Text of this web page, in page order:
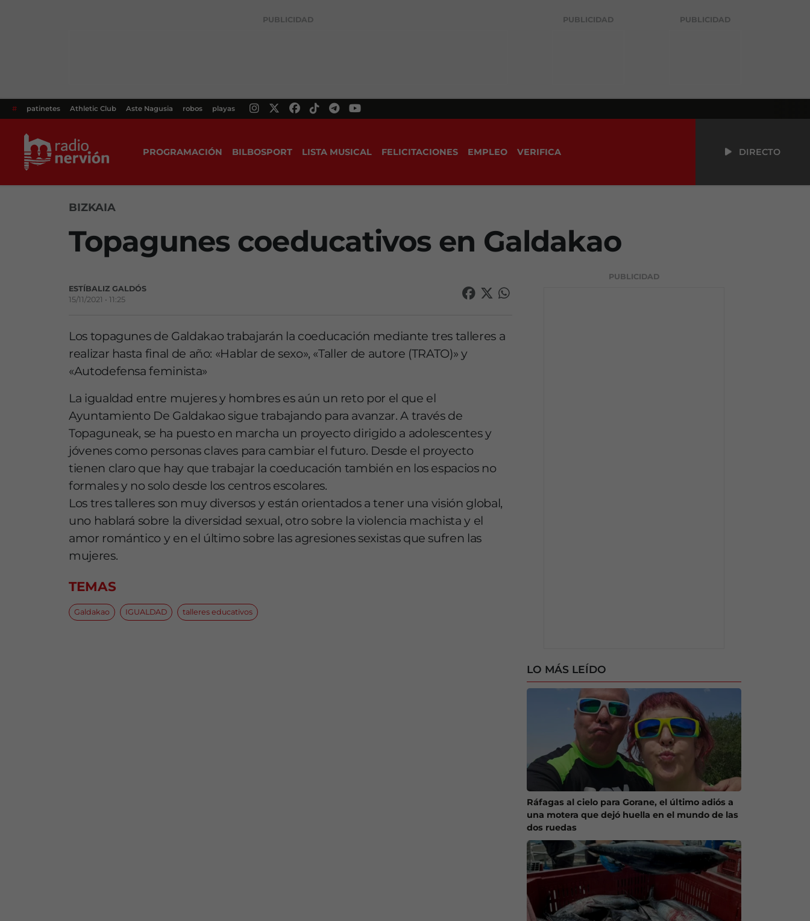
PUBLICIDAD PUBLICIDAD PUBLICIDAD
# patinetes Athletic Club Aste Nagusia robos playas
PROGRAMACIÓN BILBOSPORT LISTA MUSICAL FELICITACIONES EMPLEO VERIFICA DIRECTO
BIZKAIA
Topagunes coeducativos en Galdakao
ESTÍBALIZ GALDÓS
15/11/2021 • 11:25
Los topagunes de Galdakao trabajarán la coeducación mediante tres talleres a
realizar hasta final de año: «Hablar de sexo», «Taller de autore (TRATO)» y
«Autodefensa feminista»
La igualdad entre mujeres y hombres es aún un reto por el que el
Ayuntamiento De Galdakao sigue trabajando para avanzar. A través de
Topaguneak, se ha puesto en marcha un proyecto dirigido a adolescentes y
jóvenes como personas claves para cambiar el futuro. Desde el proyecto
tienen claro que hay que trabajar la coeducación también en los espacios no
formales y no solo desde los centros escolares.
Los tres talleres son muy diversos y están orientados a tener una visión global,
uno hablará sobre la diversidad sexual, otro sobre la violencia machista y el
amor romántico y en el último sobre las agresiones sexistas que sufren las
mujeres.
TEMAS
Galdakao IGUALDAD talleres educativos
PUBLICIDAD
LO MÁS LEÍDO
Ráfagas al cielo para Gorane, el último adiós a
una motera que dejó huella en el mundo de las
dos ruedas